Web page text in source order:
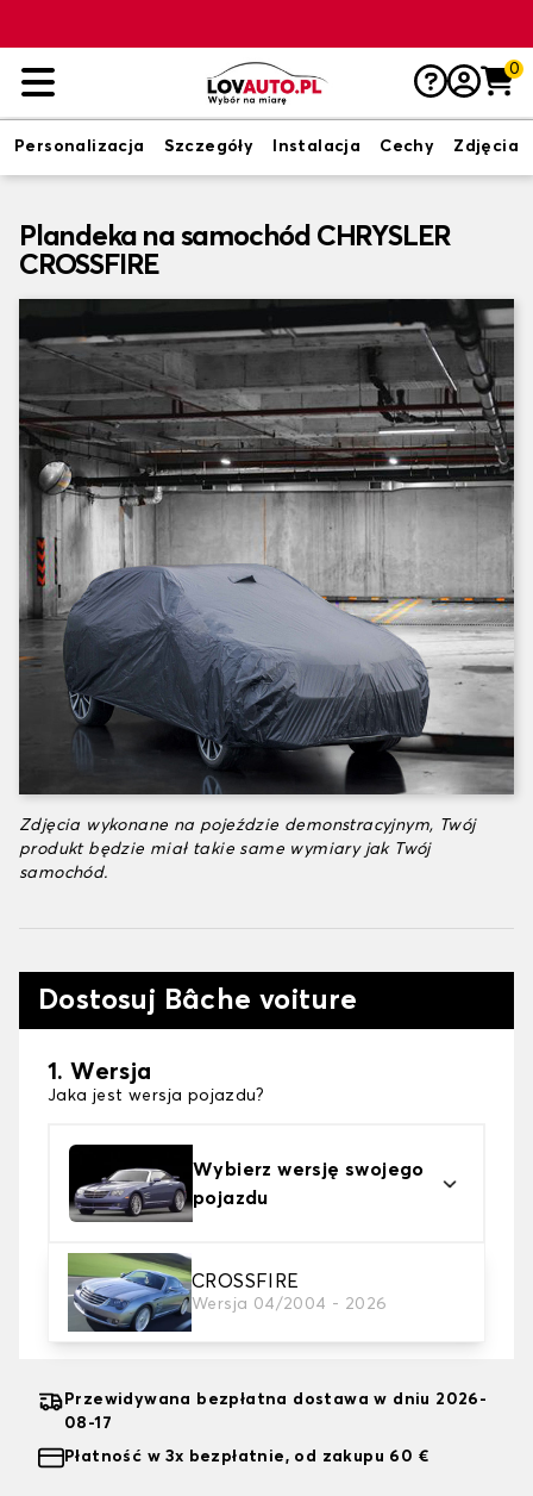
0
Personalizacja Szczegóły Instalacja Cechy Zdjęcia
Plandeka na samochód CHRYSLER
CROSSFIRE
Zdjęcia wykonane na pojeździe demonstracyjnym, Twój
produkt będzie miał takie same wymiary jak Twój
samochód.
Dostosuj Bâche voiture
1. Wersja
Jaka jest wersja pojazdu?
Wybierz wersję swojego
pojazdu
CROSSFIRE
Wersja 04/2004 - 2026
2. Typ plandeki
wybierz plandekę ochronną odpowiednią do swoich
potrzeb
Przewidywana bezpłatna dostawa w dniu 2026-
08-17
Płatność w 3x bezpłatnie, od zakupu 60 €